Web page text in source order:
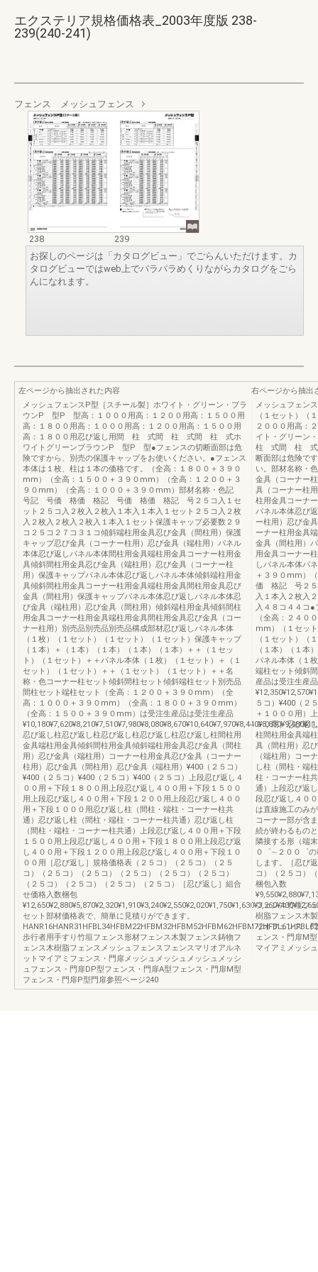
エクステリア規格価格表_2003年度版 238-
239(240-241)
フェンス メッシュフェンス
238
239
お探しのページは「カタログビュー」でごらんいただけます。カ
タログビューではweb上でパラパラめくりながらカタログをごら
んになれます。
左ページから抽出された内容
メッシュフェンスP型［スチール製］ホワイト・グリーン・ブラ
ウンP 型P 型高：１０００用高：１２００用高：１５００用
高：１８００用高：１０００用高：１２００用高：１５００用
高：１８００用忍び返し用間 柱 式間 柱 式間 柱 式ホ
ワイトグリーンブラウンP 型P 型●フェンスの切断面部は危
険ですから、別売の保護キャップをお使いください。●フェンス
本体は１枚、柱は１本の価格です。（全高：１８００＋３９０
mm）（全高：１５００＋３９０mm）（全高：１２００＋３
９０mm）（全高：１０００＋３９０mm）部材名称・色記
号記 号価 格価 格記 号価 格価 格記 号２５コ入１セ
ット２５コ入２枚入２枚入１本入１本入１セット２５コ入２枚
入２枚入２枚入２枚入１本入１セット保護キャップ必要数２９
コ２５コ２７コ３１コ傾斜端柱用金具忍び金具（間柱用）保護
キャップ忍び金具（コーナー柱用）忍び金具（端柱用）パネル
本体忍び返しパネル本体間柱用金具端柱用金具コーナー柱用金
具傾斜間柱用金具忍び金具（端柱用）忍び金具（コーナー柱
用）保護キャップパネル本体忍び返しパネル本体傾斜端柱用金
具傾斜間柱用金具コーナー柱用金具端柱用金具間柱用金具忍び
金具（間柱用）保護キャップパネル本体忍び返しパネル本体忍
び金具（端柱用）忍び金具（間柱用）傾斜端柱用金具傾斜間柱
用金具コーナー柱用金具端柱用金具間柱用金具忍び金具（コー
ナー柱用）別売品別売品別売品構成部材忍び返しパネル本体
（１枚）（１セット）（１セット）（１セット）保護キャップ
（１本）＋（１本）（１本）（１本）（１本）＋＋（１セッ
ト）（１セット）＋＋パネル本体（１枚）（１セット）＋（１
セット）（１セット）＋＋（１セット）（１セット）＋＋名
称・色コーナー柱セット傾斜間柱セット傾斜端柱セット別売品
間柱セット端柱セット（全高：１２００＋３９０mm）（全
高：１０００＋３９０mm）（全高：１８００＋３９０mm）
（全高：１５００＋３９０mm）は受注生産品は受注生産品
忍び返し柱忍び返し柱忍び返し柱忍び返し柱忍び返し柱間柱用
金具端柱用金具傾斜間柱用金具傾斜端柱用金具忍び金具（間柱
用）忍び金具（端柱用）コーナー柱用金具忍び金具（コーナー
柱用）忍び金具（間柱用）忍び金具（端柱用）¥400（２５コ）
¥400（２５コ）¥400（２５コ）¥400（２５コ）上段忍び返し４
００用＋下段１８００用上段忍び返し４００用＋下段１５００
用上段忍び返し４００用＋下段１２００用上段忍び返し４００
用＋下段１０００用忍び返し柱（間柱・端柱・コーナー柱共
通）忍び返し柱（間柱・端柱・コーナー柱共通）忍び返し柱
（間柱・端柱・コーナー柱共通）上段忍び返し４００用＋下段
１５００用上段忍び返し４００用＋下段１８００用上段忍び返
し４００用＋下段１２００用上段忍び返し４００用＋下段１０
００用［忍び返し］規格価格表（２５コ）（２５コ）（２５
コ）（２５コ）（２５コ）（２５コ）（２５コ）（２５コ）
（２５コ）（２５コ）（２５コ）（２５コ）［忍び返し］組合
せ価格入数梱包
セット部材価格表で、簡単に見積りができます。
歩行者用手すり竹垣フェンス形材フェンス木製フェンス鋳物フ
ェンス木樹脂フェンスメッシュフェンスフェンスマリオアルネ
ットマイアミフェンス・門扉メッシュメッシュメッシュメッシ
ュフェンス・門扉DP型フェンス・門扉A型フェンス・門扉M型
フェンス・門扉P型門扉参照ページ240
右ページから抽出
メッシュフェン
（１セット）
２０００用高：
イト・グリー
柱 式間 柱 式
断面部は危険で
い。部材名称・
金具（コーナー
具（コーナー柱
柱用金具コーナ
パネル本体忍び
ー柱用）忍び金
ーナー柱用金具
金具（間柱用）
用金具コーナー
しパネル本体パ
＋３９０mm）
価 格記 号２５
入１本入２枚入
入４８コ４４コ
（全高：２４０
mm）（１セッ
（１セット）（
（１本）（１本
パネル本体（１
端柱セット傾斜
産品は受注生産品
５コ）¥400（２
＋１０００用）
００用）忍び返
柱間柱用金具端
具（間柱用）忍
（端柱用）コー
し柱（間柱・端
柱・コーナー柱
通）上段忍び返
段忍び返し４０
は直線施工のみ
コーナー部が含
続が終わるもの
隣接する形（端
０゜∼２００゜
します。［忍び
コ）（２５コ）
梱包入数
フェンス竹垣フ
樹脂フェンス木
リオフェンス・
ェンス・門扉M
マイアミメッシ